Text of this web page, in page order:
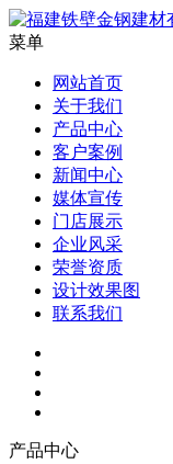
菜单
网站首页
关于我们
产品中心
客户案例
新闻中心
媒体宣传
门店展示
企业风采
荣誉资质
设计效果图
联系我们
产品中心